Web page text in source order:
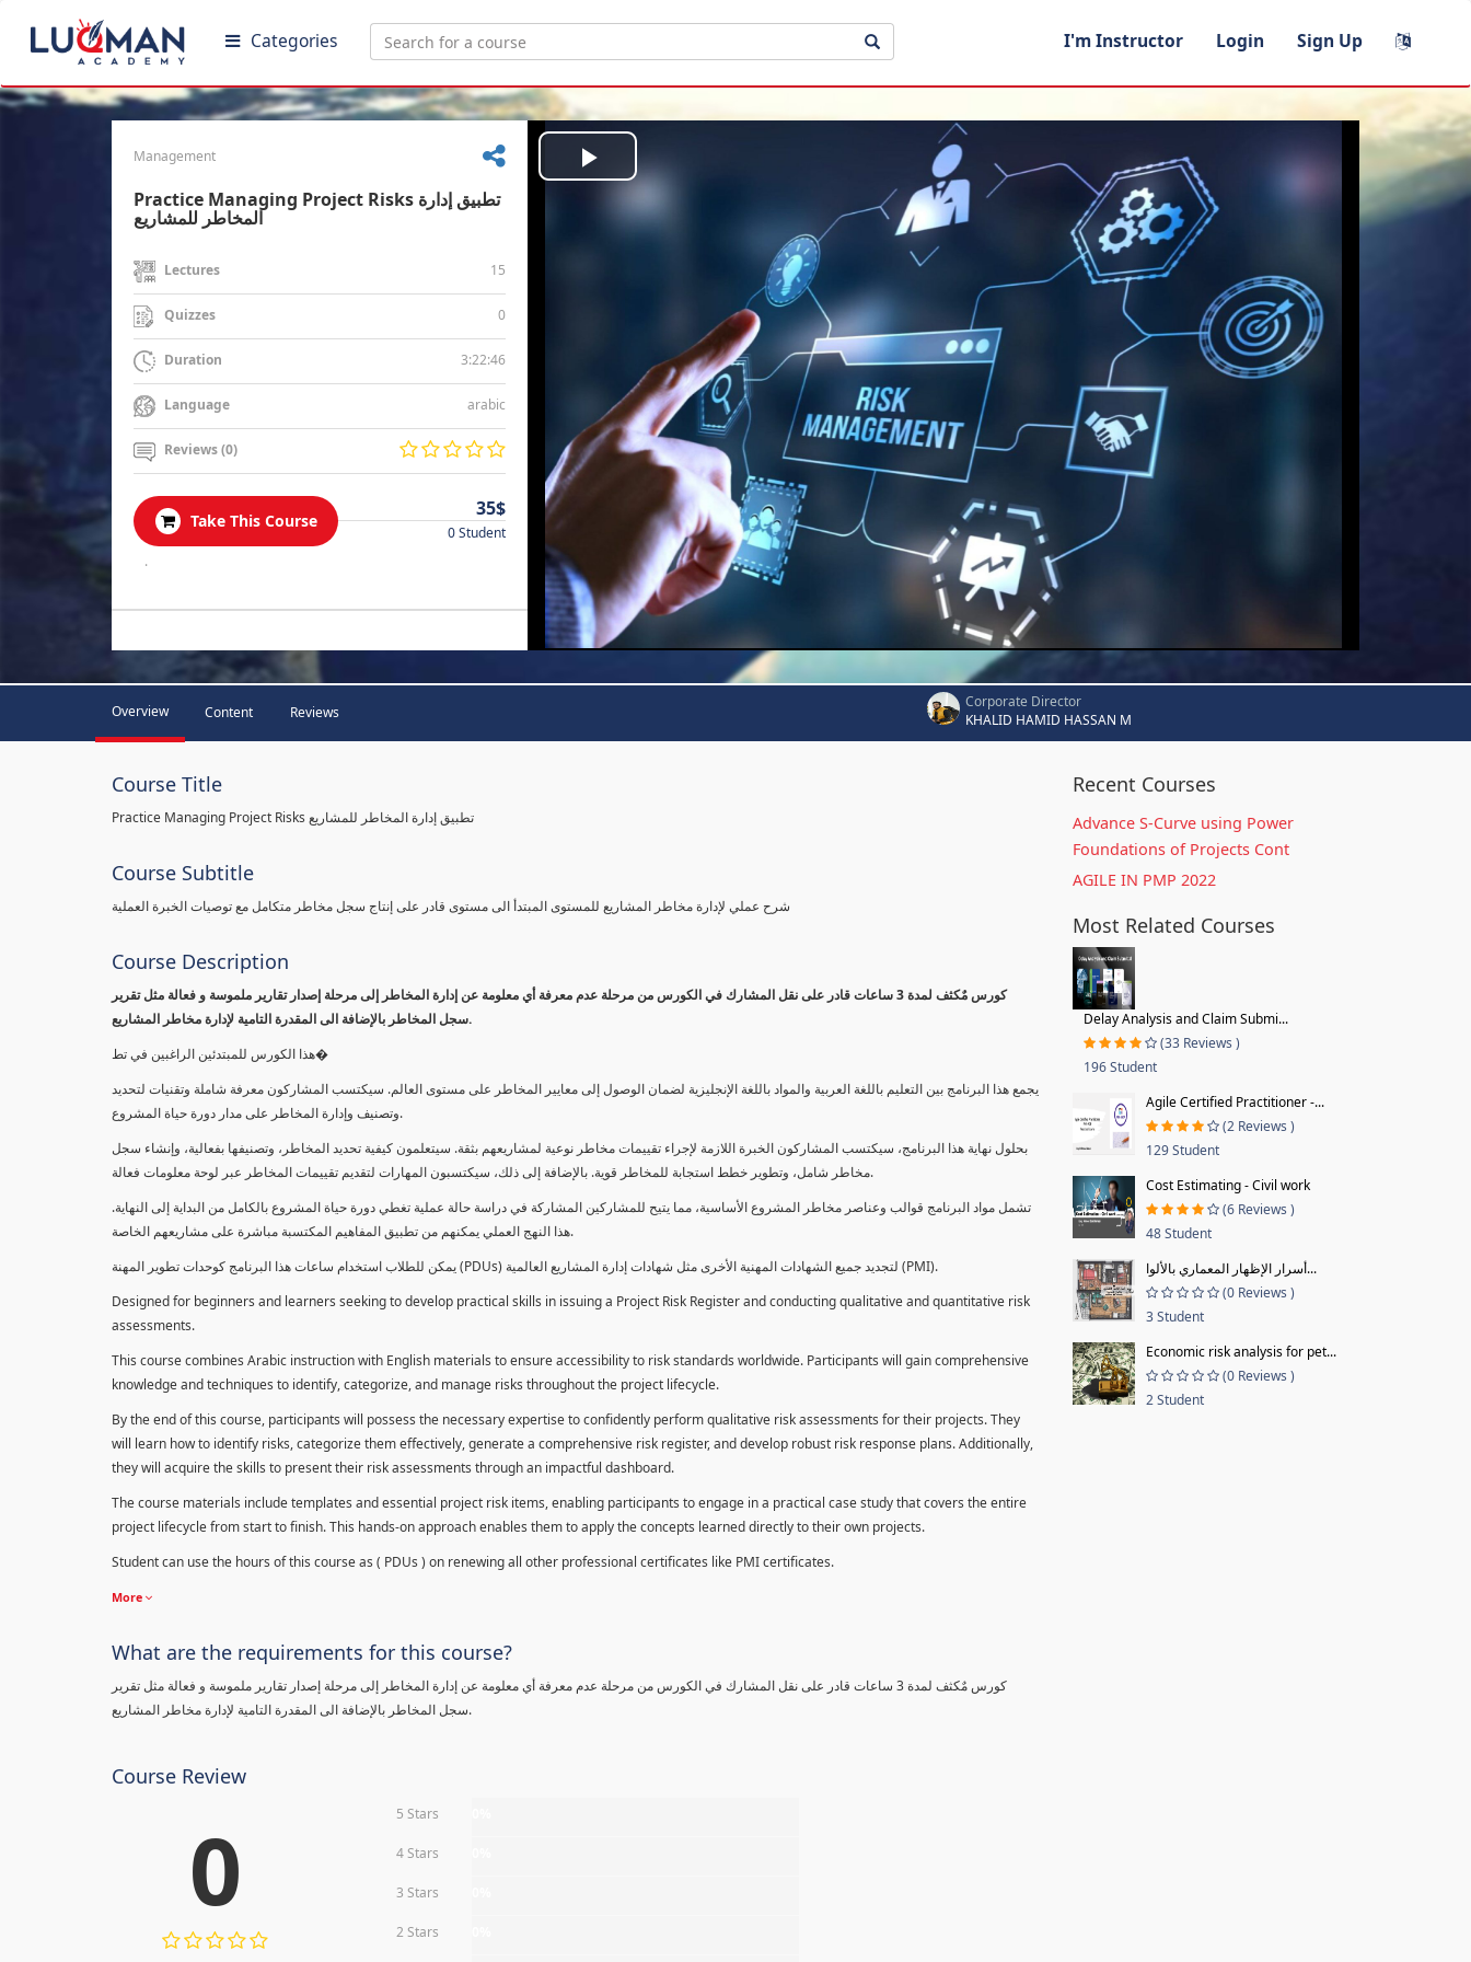
Categories I'm Instructor Login Sign Up
Management
Practice Managing Project Risks تطبيق إدارة
المخاطر للمشاريع
Lectures 15
Quizzes 0
Duration 3:22:46
Language arabic
Reviews (0)
Take This Course
35$
0 Student
.
Play
Video
Overview Content Reviews
Corporate Director
KHALID HAMID HASSAN M
Course Title
Practice Managing Project Risks تطبيق إدارة المخاطر للمشاريع
Course Subtitle
شرح عملي لإدارة مخاطر المشاريع للمستوى المبتدأ الى مستوى قادر على إنتاج سجل مخاطر متكامل مع توصيات الخبرة العملية
Course Description
كورس مٌكثف لمدة 3 ساعات قادر على نقل المشارك في الكورس من مرحلة عدم معرفة أي معلومة عن إدارة المخاطر إلى مرحلة إصدار تقارير ملموسة و فعالة مثل تقرير
سجل المخاطر بالإضافة الى المقدرة التامية لإدارة مخاطر المشاريع.
هذا الكورس للمبتدئين الراغبين في تط�
يجمع هذا البرنامج بين التعليم باللغة العربية والمواد باللغة الإنجليزية لضمان الوصول إلى معايير المخاطر على مستوى العالم. سيكتسب المشاركون معرفة شاملة وتقنيات لتحديد
وتصنيف وإدارة المخاطر على مدار دورة حياة المشروع.
بحلول نهاية هذا البرنامج، سيكتسب المشاركون الخبرة اللازمة لإجراء تقييمات مخاطر نوعية لمشاريعهم بثقة. سيتعلمون كيفية تحديد المخاطر، وتصنيفها بفعالية، وإنشاء سجل
مخاطر شامل، وتطوير خطط استجابة للمخاطر قوية. بالإضافة إلى ذلك، سيكتسبون المهارات لتقديم تقييمات المخاطر عبر لوحة معلومات فعالة.
تشمل مواد البرنامج قوالب وعناصر مخاطر المشروع الأساسية، مما يتيح للمشاركين المشاركة في دراسة حالة عملية تغطي دورة حياة المشروع بالكامل من البداية إلى النهاية.
هذا النهج العملي يمكنهم من تطبيق المفاهيم المكتسبة مباشرة على مشاريعهم الخاصة.
يمكن للطلاب استخدام ساعات هذا البرنامج كوحدات تطوير المهنة (PDUs) لتجديد جميع الشهادات المهنية الأخرى مثل شهادات إدارة المشاريع العالمية (PMI).
Designed for beginners and learners seeking to develop practical skills in issuing a Project Risk Register and conducting qualitative and quantitative risk
assessments.
This course combines Arabic instruction with English materials to ensure accessibility to risk standards worldwide. Participants will gain comprehensive
knowledge and techniques to identify, categorize, and manage risks throughout the project lifecycle.
By the end of this course, participants will possess the necessary expertise to confidently perform qualitative risk assessments for their projects. They
will learn how to identify risks, categorize them effectively, generate a comprehensive risk register, and develop robust risk response plans. Additionally,
they will acquire the skills to present their risk assessments through an impactful dashboard.
The course materials include templates and essential project risk items, enabling participants to engage in a practical case study that covers the entire
project lifecycle from start to finish. This hands-on approach enables them to apply the concepts learned directly to their own projects.
Student can use the hours of this course as ( PDUs ) on renewing all other professional certificates like PMI certificates.
More
What are the requirements for this course?
كورس مٌكثف لمدة 3 ساعات قادر على نقل المشارك في الكورس من مرحلة عدم معرفة أي معلومة عن إدارة المخاطر إلى مرحلة إصدار تقارير ملموسة و فعالة مثل تقرير
سجل المخاطر بالإضافة الى المقدرة التامية لإدارة مخاطر المشاريع.
Course Review
0 5 Stars
4 Stars
3 Stars
2 Stars
Recent Courses
Advance S-Curve using Power
Foundations of Projects Cont
AGILE IN PMP 2022
Most Related Courses
Delay Analysis and Claim Submi...
(33 Reviews )
196 Student
Agile Certified Practitioner -...
(2 Reviews )
129 Student
Cost Estimating - Civil work
(6 Reviews )
48 Student
أسرار الإظهار المعماري بالألوا...
(0 Reviews )
3 Student
Economic risk analysis for pet...
(0 Reviews )
2 Student